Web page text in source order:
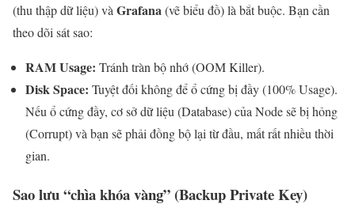
(thu thập dữ liệu) và Grafana(vẽ biểu đồ) là bắt buộc. Bạn cần
theo dõi sát sao:
RAM Usage: Tránh tràn bộ nhớ (OOM Killer).
Disk Space: Tuyệt đối không để ổ cứng bị đầy (100% Usage).
Nếu ổ cứng đầy, cơ sở dữ liệu (Database) của Node sẽ bị hỏng
(Corrupt) và bạn sẽ phải đồng bộ lại từ đầu, mất rất nhiều thời
gian.
Sao lưu “chìa khóa vàng” (Backup Private Key)